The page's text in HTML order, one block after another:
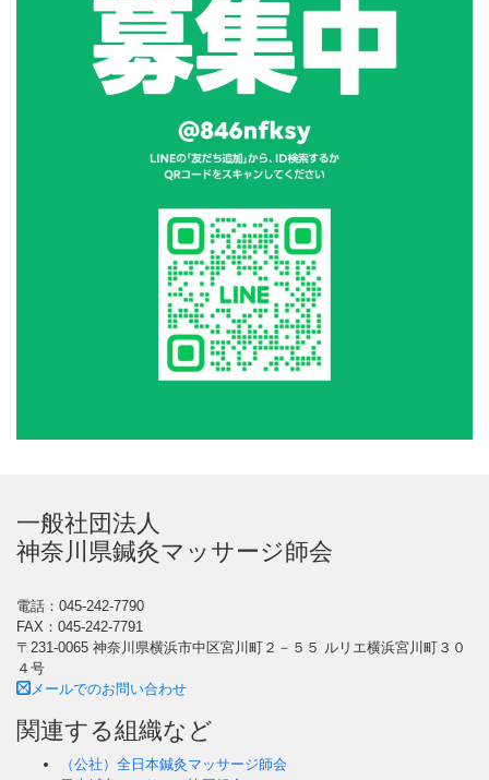
一般社団法人
神奈川県鍼灸マッサージ師会
電話：045-242-7790
FAX：045-242-7791
〒231-0065 神奈川県横浜市中区宮川町２－５５ ルリエ横浜宮川町３０
４号
メールでのお問い合わせ
関連する組織など
（公社）全日本鍼灸マッサージ師会